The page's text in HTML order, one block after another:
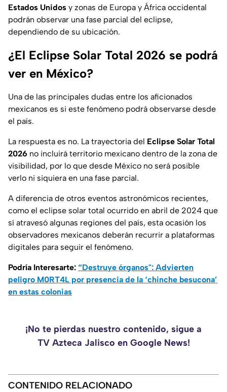
Estados Unidos y zonas de Europa y África occidental
podrán observar una fase parcial del eclipse,
dependiendo de su ubicación.
¿El Eclipse Solar Total 2026 se podrá
ver en México?
Una de las principales dudas entre los aficionados
mexicanos es si este fenómeno podrá observarse desde
el país.
La respuesta es no. La trayectoria del Eclipse Solar Total
2026 no incluirá territorio mexicano dentro de la zona de
visibilidad, por lo que desde México no será posible
verlo ni siquiera en una fase parcial.
A diferencia de otros eventos astronómicos recientes,
como el eclipse solar total ocurrido en abril de 2024 que
sí atravesó algunas regiones del país, esta ocasión los
observadores mexicanos deberán recurrir a plataformas
digitales para seguir el fenómeno.
Podría Interesarte: “Destruye órganos": Advierten
peligro M0RT4L por presencia de la ‘chinche besucona’
en estas colonias
¡No te pierdas nuestro contenido, sigue a
TV Azteca Jalisco en Google News!
CONTENIDO RELACIONADO